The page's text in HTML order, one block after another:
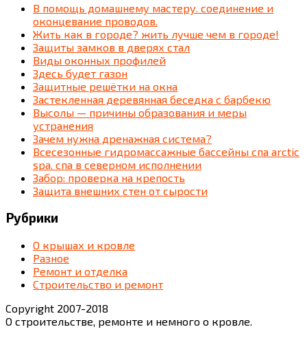
В помощь домашнему мастеру. соединение и
оконцевание проводов.
Жить как в городе? жить лучше чем в городе!
Защиты замков в дверях стал
Виды оконных профилей
Здесь будет газон
Защитные решётки на окна
Застекленная деревянная беседка c барбекю
Высолы — причины образования и меры
устранения
Зачем нужна дренажная система?
Всесезонные гидромассажные бассейны спа arctic
spa. спа в северном исполнении
Забор: проверка на крепость
Защита внешних стен от сырости
Рубрики
О крышах и кровле
Разное
Ремонт и отделка
Строительство и ремонт
Copyright 2007-2018
О строительстве, ремонте и немного о кровле.